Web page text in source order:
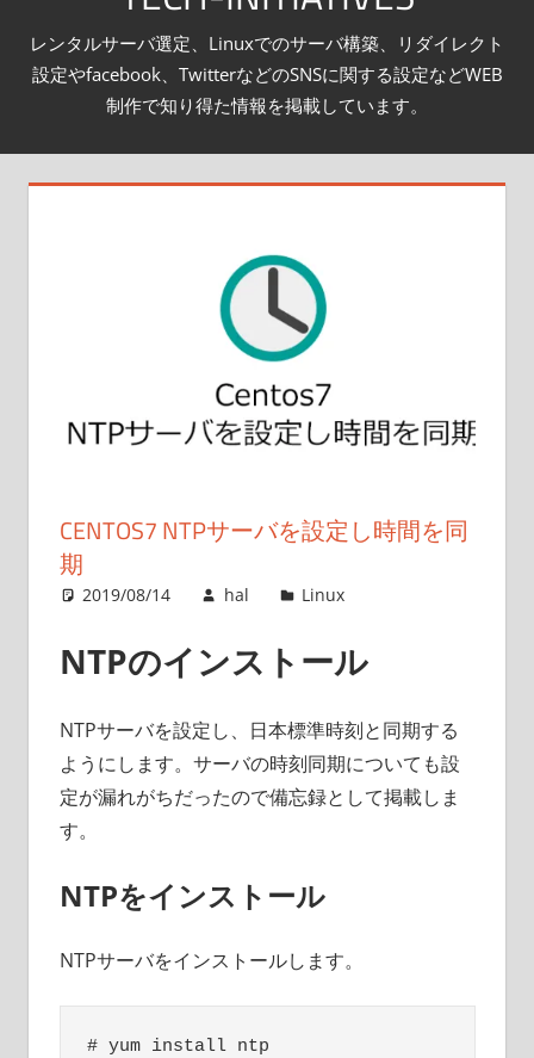
レンタルサーバ選定、Linuxでのサーバ構築、リダイレクト
設定やfacebook、TwitterなどのSNSに関する設定などWEB
制作で知り得た情報を掲載しています。
CENTOS7 NTPサーバを設定し時間を同
期
2019/08/14 hal Linux
NTPのインストール
NTPサーバを設定し、日本標準時刻と同期する
ようにします。サーバの時刻同期についても設
定が漏れがちだったので備忘録として掲載しま
す。
NTPをインストール
NTPサーバをインストールします。